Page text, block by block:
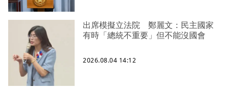
出席模擬立法院 鄭麗文：民主國家
有時「總統不重要」但不能沒國會
2026.08.04 14:12